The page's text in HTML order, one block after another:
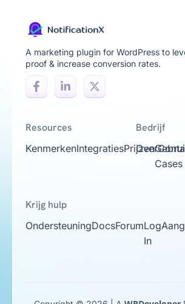
A marketing plugin for WordPress to
proof & increase conversion rates.
Resources
KenmerkenIntegratiesPrijzen
Cases
Bedrijf
Over
Krijg hulp
OndersteuningDocsForumLog
In